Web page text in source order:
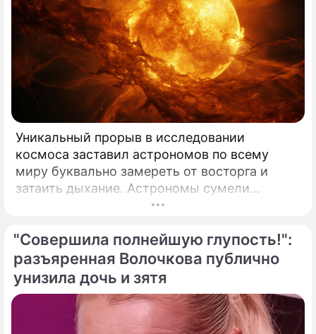
Уникальный прорыв в исследовании
космоса заставил астрономов по всему
миру буквально замереть от восторга и
затаить дыхание. Астрономы сумели
совершить невозможное и заглянуть в
доселе четкостью.
"Совершила полнейшую глупость!":
разъяренная Волочкова публично
унизила дочь и зятя